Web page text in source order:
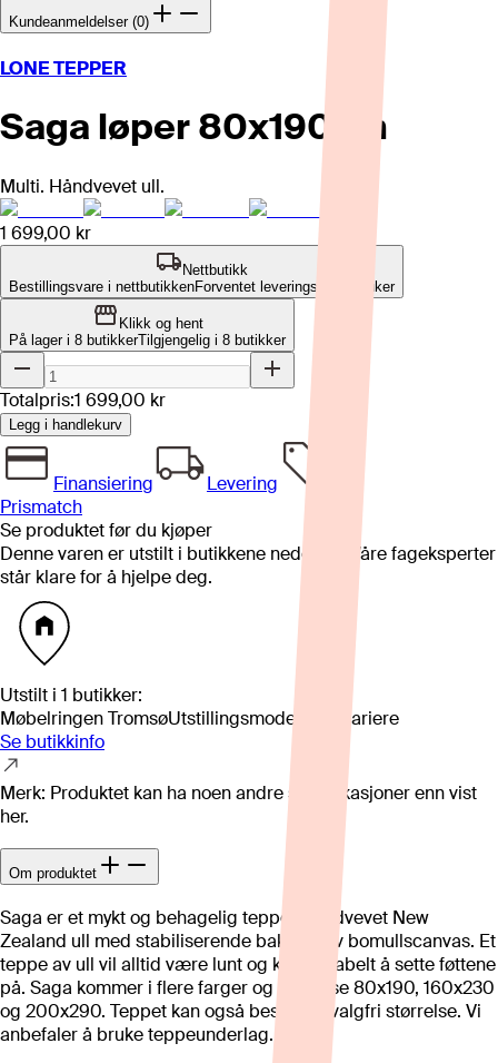
Kundeanmeldelser (0)
LONE TEPPER
Saga løper 80x190cm
Multi. Håndvevet ull.
1 699,00 kr
Nettbutikk
Bestillingsvare i nettbutikkenForventet leveringstid: 1-2 uker
Klikk og hent
På lager i 8 butikkerTilgjengelig i 8 butikker
Totalpris:1 699,00 kr
Legg i handlekurv
Finansiering
Levering
Prismatch
Se produktet før du kjøper
Denne varen er utstilt i butikkene nedenfor. Våre fageksperter
står klare for å hjelpe deg.
Utstilt i 1 butikker:
Møbelringen TromsøUtstillingsmodell kan variere
Se butikkinfo
Merk: Produktet kan ha noen andre spesifikasjoner enn vist
her.
Om produktet
Saga er et mykt og behagelig teppe i håndvevet New
Zealand ull med stabiliserende bakside av bomullscanvas. Et
teppe av ull vil alltid være lunt og komfortabelt å sette føttene
på. Saga kommer i flere farger og størrelse 80x190, 160x230
og 200x290. Teppet kan også bestilles i valgfri størrelse. Vi
anbefaler å bruke teppeunderlag.